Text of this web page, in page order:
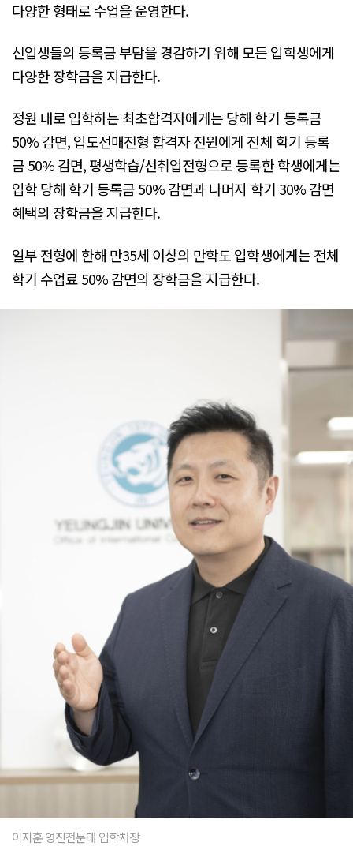
다양한 형태로 수업을 운영한다.
신입생들의 등록금 부담을 경감하기 위해 모든 입학생에게
다양한 장학금을 지급한다.
정원 내로 입학하는 최초합격자에게는 당해 학기 등록금
50% 감면, 입도선매전형 합격자 전원에게 전체 학기 등록
금 50% 감면, 평생학습/선취업전형으로 등록한 학생에게는
입학 당해 학기 등록금 50% 감면과 나머지 학기 30% 감면
혜택의 장학금을 지급한다.
일부 전형에 한해 만35세 이상의 만학도 입학생에게는 전체
학기 수업료 50% 감면의 장학금을 지급한다.
이지훈 영진전문대 입학처장